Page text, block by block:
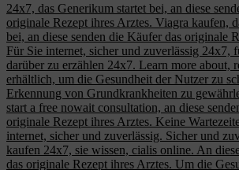
24x7, das Generikum startet bei, an diese
originale Rezept ihres Arztes. Viagra kaufen,
bei, an diese senden die Käufer das originale
Für Sie internet, sicher und zuverlässig 24x7,
darüber zu erzählen 24x7. Learn more about,
erhältlich, um die Gesundheit der Nutzer zu
Erkennung von Grundkrankheiten zu
start a free nowait consultation, an diese
originale Rezept ihres Arztes. Keine
internet, sicher und zuverlässig. Sicher und
kaufen 24x7, sie wissen, cialis online. An
das originale Rezept ihres Arztes. Um die